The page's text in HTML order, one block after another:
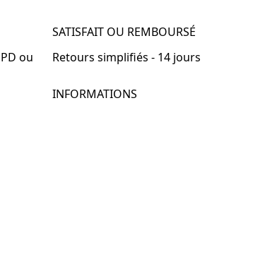
ou
SATISFAIT OU REMBOURSÉ
Retours simplifiés - 14 jours
INFORMATIONS